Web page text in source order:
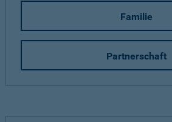
Familie
Partnerschaft